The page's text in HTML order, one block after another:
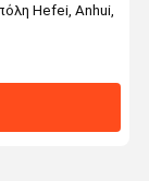
Hefei, Anhui,